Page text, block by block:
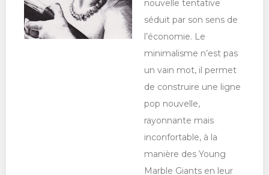
nouvelle tentative
séduit par son sens de
l’économie. Le
minimalisme n’est pas
un vain mot, il permet
de construire une ligne
pop nouvelle,
rayonnante mais
inconfortable, à la
manière des Young
Marble Giants en leur